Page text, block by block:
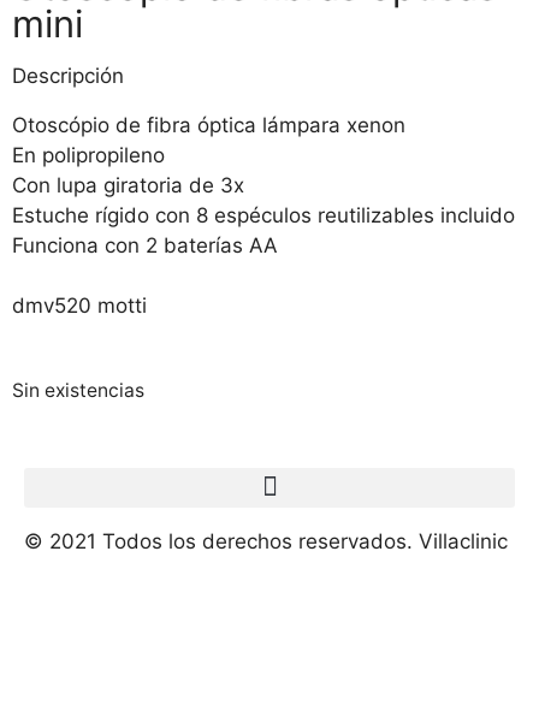
mini
Descripción
Otoscópio de fibra óptica lámpara xenon
En polipropileno
Con lupa giratoria de 3x
Estuche rígido con 8 espéculos reutilizables incluido
Funciona con 2 baterías AA
dmv520 motti
Sin existencias
© 2021 Todos los derechos reservados. Villaclinic